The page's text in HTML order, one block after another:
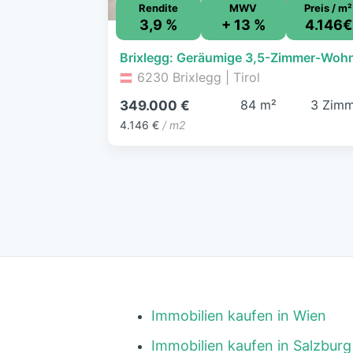
Rendite
3,9 %
MWV
+ 13 %
Preis / m²
4.146€
6230 Brixlegg | Tirol
349.000 €
4.146 € / m2
84 m² 3
Immobilien kaufen in Wien
Immobilien kaufen in Salzburg